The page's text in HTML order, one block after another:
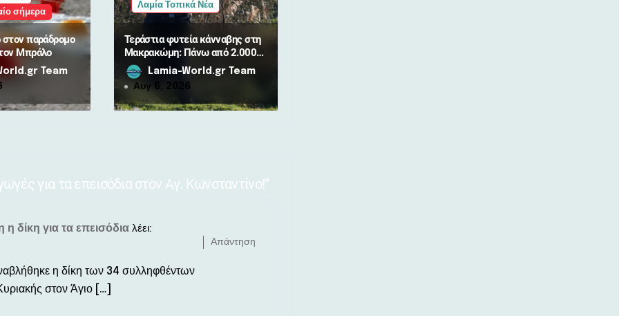
σήμερα
στον παράδρομο
Μπράλο
Team
Λαμία Τοπικά Νέα
Τεράστια φυτεία κάνναβης στη
Μακρακώμη: Πάνω από 2.000
δενδρύλλια και 2 συλλήψεις
Lamia-World.gr Team
Αυγ 6, 2026
για τα επεισόδια στον Αγ. Κωνσταντίνο!”
δίκη για τα επεισόδια λέει:
η δίκη των 34 συλληφθέντων
στον Άγιο […]
Απάντηση